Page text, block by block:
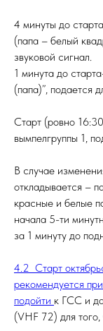
4 минуты до
(папа – белый
звуковой сигнал.
1 минута до
(папа)”, подается
Старт (ровно
вымпелгруппы 1,
В случае
откладывается –
красные и белые
начала 5-ти
за 1 минуту до
4.2 Старт
рекомендуется
подойти к ГСС и
(VHF 72) для